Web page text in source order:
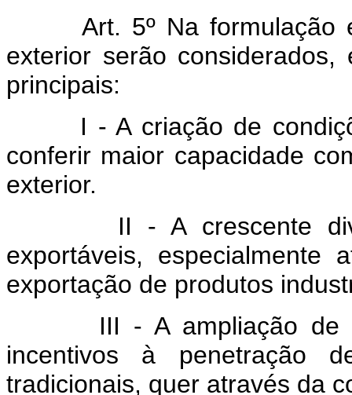
Art. 5º Na formulação
exterior serão
principais:
I - A criação de
conferir maior capacidade
exterior.
II - A crescente
exportáveis, especialmente
exportação de produtos
III - A ampliação de
incentivos à penetração
tradicionais, quer através da